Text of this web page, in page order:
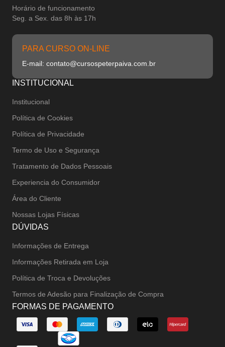
Horário de funcionamento
Seg. a Sex. das 8h às 17h
PARA CURSO ON-LINE
E-mail: contato@cursospeterpaiva.com.br
INSTITUCIONAL
Institucional
Política de Cookies
Política de Privacidade
Termo de Uso e Segurança
Tratamento de Dados Pessoais
Experiencia do Consumidor
Área do Cliente
Nossas Lojas Físicas
DÚVIDAS
Informações de Entrega
Informações Retirada em Loja
Política de Troca e Devoluções
Termos de Adesão para Finalização de Compra
FORMAS DE PAGAMENTO